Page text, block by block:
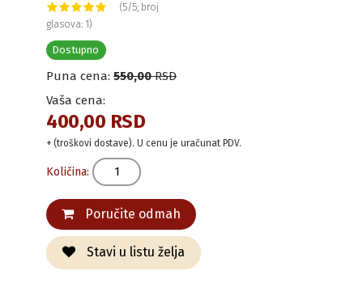
(5/5; broj
glasova: 1)
Dostupno
Puna cena: 550,00RSD
Vaša cena:
400,00 RSD
+ (troškovi dostave). U cenu je uračunat PDV.
Količina:
Poručite odmah
Stavi u listu želja